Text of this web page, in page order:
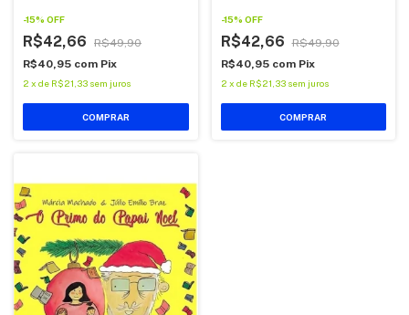
-15% OFF
R$42,66
R$49,90
R$40,95 com Pix
2 x de R$21,33 sem juros
-15% OFF
R$42,66
R$49,90
R$40,95 com Pix
2 x de R$21,33 sem juros